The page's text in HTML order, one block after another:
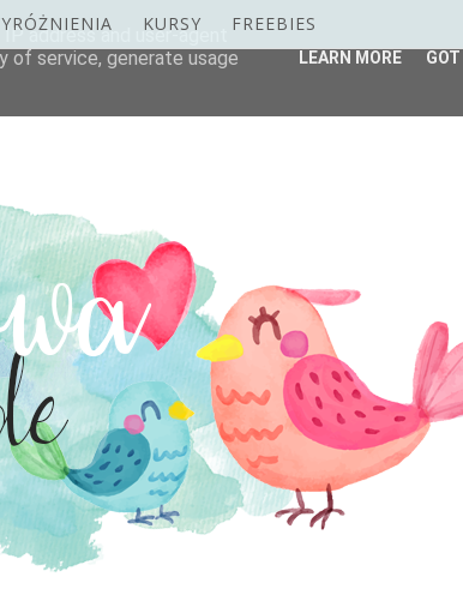
KURSY FREEBIES
address and user-agent
of service, generate usage
LEARN MORE